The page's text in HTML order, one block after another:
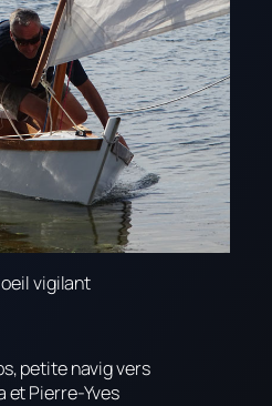
vigilant
petite navig vers
et Pierre-Yves